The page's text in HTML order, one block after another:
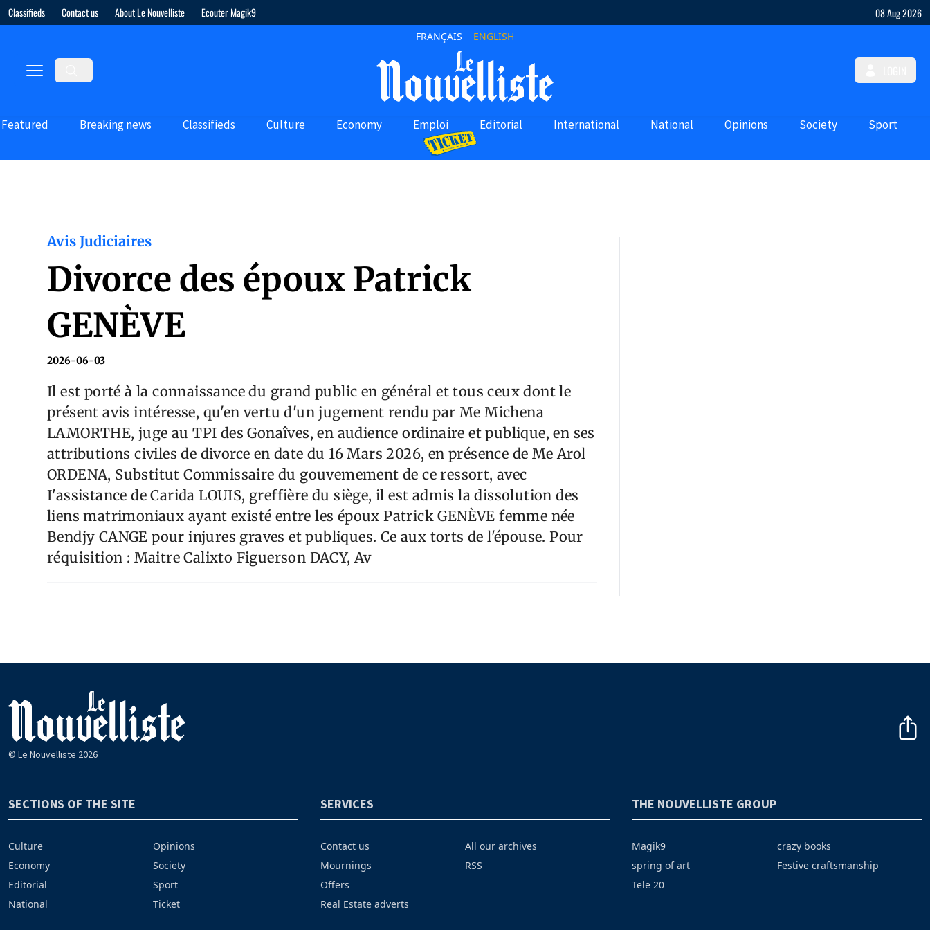
Classifieds Contact us About Le Nouvelliste Ecouter Magik9 08 Aug 2026
FRANÇAIS ENGLISH
Featured Breaking news Classifieds Culture Economy Emploi Editorial International National Opinions Society Sport
Avis Judiciaires
Divorce des époux Patrick
GENÈVE
2026-06-03
Il est porté à la connaissance du grand public en général et tous ceux dont le
présent avis intéresse, qu'en vertu d'un jugement rendu par Me Michena
LAMORTHE, juge au TPI des Gonaîves, en audience ordinaire et publique, en ses
attributions civiles de divorce en date du 16 Mars 2026, en présence de Me Arol
ORDENA, Substitut Commissaire du gouvemement de ce ressort, avec
I'assistance de Carida LOUIS, greffière du siège, il est admis la dissolution des
liens matrimoniaux ayant existé entre les époux Patrick GENÈVE femme née
Bendjy CANGE pour injures graves et publiques. Ce aux torts de l'épouse. Pour
réquisition : Maitre Calixto Figuerson DACY, Av
© Le Nouvelliste 2026
SECTIONS OF THE SITE
Culture
Economy
Editorial
National
Opinions
Society
Sport
Ticket
SERVICES
Contact us
Mournings
Offers
Real Estate adverts
All our archives
RSS
THE NOUVELLISTE GROUP
Magik9
spring of art
Tele 20
crazy books
Festive craftsmanship